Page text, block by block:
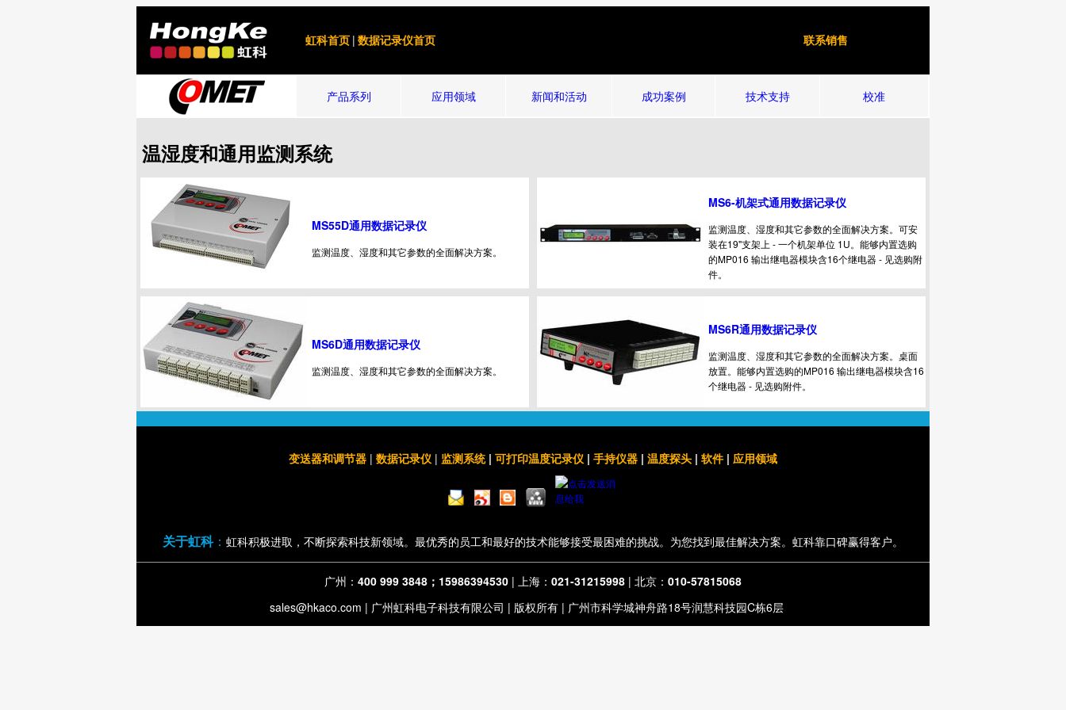
虹科首页 | 数据记录仪首页 联系销售
产品系列 应用领域 新闻和活动 成功案例 技术支持 校准
温湿度和通用监测系统
MS55D通用数据记录仪
监测温度、湿度和其它参数的全面解决方案。
MS6-机架式通用数据记录仪
监测温度、湿度和其它参数的全面解决方案。可安
装在19"支架上 - 一个机架单位 1U。能够内置选购
的MP016 输出继电器模块含16个继电器 - 见选购附
件。
MS6D通用数据记录仪
监测温度、湿度和其它参数的全面解决方案。
MS6R通用数据记录仪
监测温度、湿度和其它参数的全面解决方案。桌面
放置。能够内置选购的MP016 输出继电器模块含16
个继电器 - 见选购附件。
变送器和调节器 | 数据记录仪 | 监测系统| 可打印温度记录仪 | 手持仪器 | 温度探头 | 软件 | 应用领域
关于虹科： 虹科积极进取，不断探索科技新领域。最优秀的员工和最好的技术能够接受最困难的挑战。为您找到最佳解决方案。虹科靠口碑赢得客户。
广州： 400 999 3848；15986394530 | 上海： 021-31215998 | 北京： 010-57815068
sales@hkaco.com | 广州虹科电子科技有限公司 | 版权所有 | 广州市科学城神舟路18号润慧科技园C栋6层